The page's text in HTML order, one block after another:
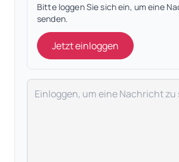
Bitte loggen Sie sich ein, um eine
senden.
Jetzt einloggen
Deine Nachricht